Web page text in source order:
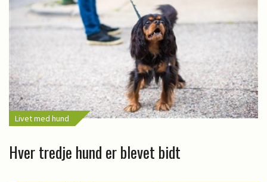
Livet med hund
Hver tredje hund er blevet bidt